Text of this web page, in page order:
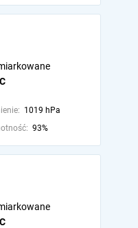
1019 hPa
93%